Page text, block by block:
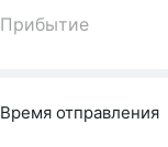
Время отправления